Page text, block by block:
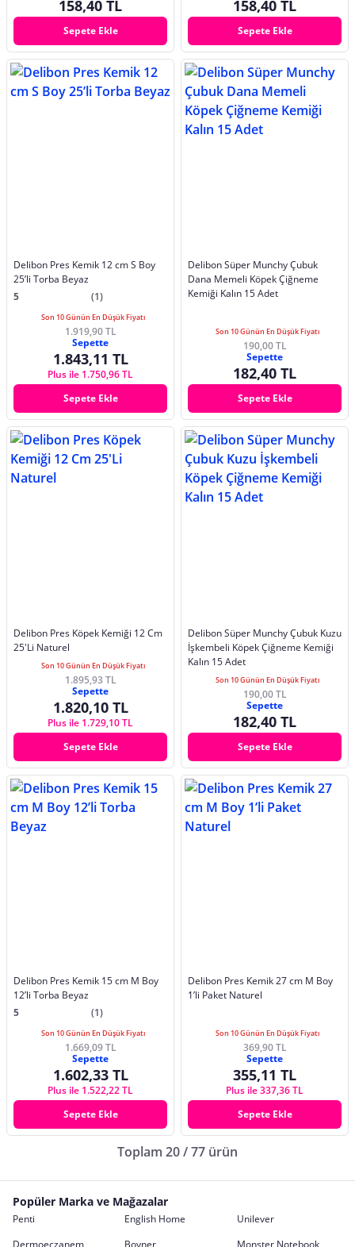
158,40 TL
Sepete Ekle
158,40 TL
Sepete Ekle
Delibon Pres Kemik 12 cm S Boy
25’li Torba Beyaz
5
(1)
Son 10 Günün En Düşük Fiyatı
1.919,90 TL
Sepette
1.843,11 TL
Plus ile 1.750,96 TL
Sepete Ekle
Delibon Süper Munchy Çubuk
Dana Memeli Köpek Çiğneme
Kemiği Kalın 15 Adet
Son 10 Günün En Düşük Fiyatı
190,00 TL
Sepette
182,40 TL
Sepete Ekle
Delibon Pres Köpek Kemiği 12 Cm
25'Li Naturel
Son 10 Günün En Düşük Fiyatı
1.895,93 TL
Sepette
1.820,10 TL
Plus ile 1.729,10 TL
Sepete Ekle
Delibon Süper Munchy Çubuk Kuzu
İşkembeli Köpek Çiğneme Kemiği
Kalın 15 Adet
Son 10 Günün En Düşük Fiyatı
190,00 TL
Sepette
182,40 TL
Sepete Ekle
Delibon Pres Kemik 15 cm M Boy
12’li Torba Beyaz
5
(1)
Son 10 Günün En Düşük Fiyatı
1.669,09 TL
Sepette
1.602,33 TL
Plus ile 1.522,22 TL
Sepete Ekle
Delibon Pres Kemik 27 cm M Boy
1’li Paket Naturel
Son 10 Günün En Düşük Fiyatı
369,90 TL
Sepette
355,11 TL
Plus ile 337,36 TL
Sepete Ekle
Toplam 20 / 77 ürün
Popüler Marka ve Mağazalar
Penti English Home
Unilever
Dermoeczanem
Boyner Monster Notebook